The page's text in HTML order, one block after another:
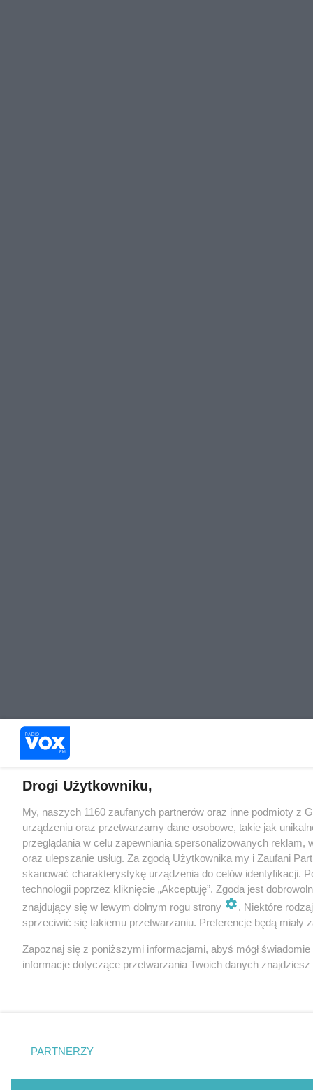
Drogi Użytkowniku,
My, naszych 1160 zaufanych partnerów oraz inne podmioty z
urządzeniu oraz przetwarzamy dane osobowe, takie jak
przeglądania w celu zapewniania spersonalizowanych
oraz ulepszanie usług. Za zgodą Użytkownika my i Zaufani
skanować charakterystykę urządzenia do celów identyfikacji.
technologii poprzez kliknięcie „Akceptuję”. Zgoda jest
znajdujący się w lewym dolnym rogu strony
. Niektóre
sprzeciwić się takiemu przetwarzaniu. Preferencje będą miały
Zapoznaj się z poniższymi informacjami, abyś mógł
informacje dotyczące przetwarzania Twoich danych
PARTNERZY